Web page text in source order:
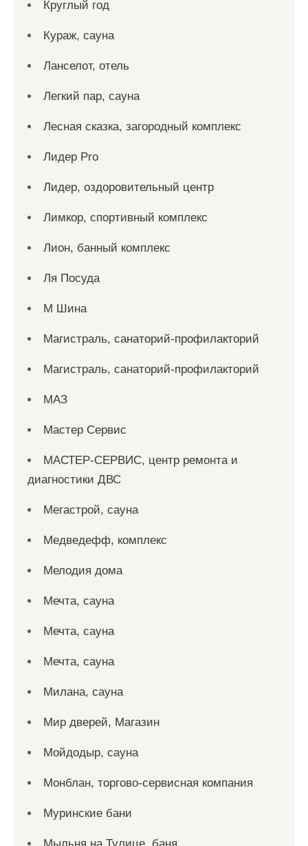
Круглый год
Кураж, сауна
Ланселот, отель
Легкий пар, сауна
Лесная сказка, загородный комплекс
Лидер Pro
Лидер, оздоровительный центр
Лимкор, спортивный комплекс
Лион, банный комплекс
Ля Посуда
М Шина
Магистраль, санаторий-профилакторий
Магистраль, санаторий-профилакторий
МАЗ
Мастер Сервис
МАСТЕР-СЕРВИС, центр ремонта и
диагностики ДВС
Мегастрой, сауна
Медведефф, комплекс
Мелодия дома
Мечта, сауна
Мечта, сауна
Мечта, сауна
Милана, сауна
Мир дверей, Магазин
Мойдодыр, сауна
Монблан, торгово-сервисная компания
Муринские бани